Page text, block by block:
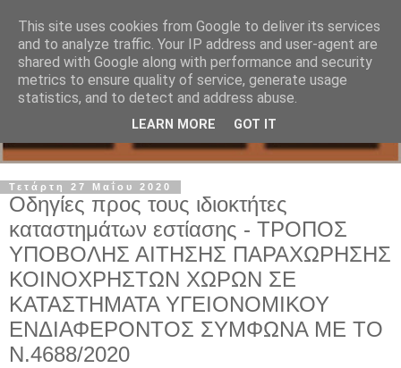
Τετάρτη 27 Μαΐου 2020
Οδηγίες προς τους ιδιοκτήτες
καταστημάτων εστίασης - ΤΡΟΠΟΣ
ΥΠΟΒΟΛΗΣ ΑΙΤΗΣΗΣ ΠΑΡΑΧΩΡΗΣΗΣ
ΚΟΙΝΟΧΡΗΣΤΩΝ ΧΩΡΩΝ ΣΕ
ΚΑΤΑΣΤΗΜΑΤΑ ΥΓΕΙΟΝΟΜΙΚΟΥ
ΕΝΔΙΑΦΕΡΟΝΤΟΣ ΣΥΜΦΩΝΑ ΜΕ ΤΟ
Ν.4688/2020
This site uses cookies from Google to deliver its services
and to analyze traffic. Your IP address and user-agent are
shared with Google along with performance and security
metrics to ensure quality of service, generate usage
statistics, and to detect and address abuse.
LEARN MORE GOT IT